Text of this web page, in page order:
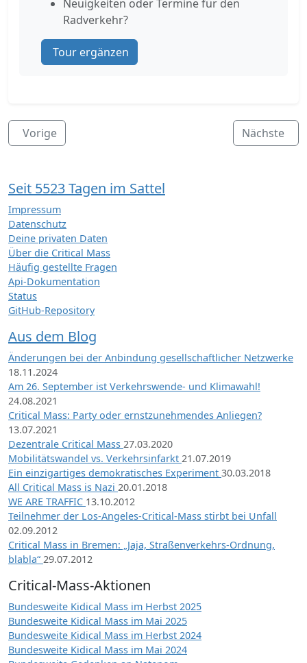
Neuigkeiten oder Termine für den
Radverkehr?
Tour ergänzen
Vorige Nächste
Seit 5523 Tagen im Sattel
Impressum
Datenschutz
Deine privaten Daten
Über die Critical Mass
Häufig gestellte Fragen
Api-Dokumentation
Status
GitHub-Repository
Aus dem Blog
Änderungen bei der Anbindung gesellschaftlicher Netzwerke
18.11.2024
Am 26. September ist Verkehrswende- und Klimawahl!
24.08.2021
Critical Mass: Party oder ernstzunehmendes Anliegen?
13.07.2021
Dezentrale Critical Mass 27.03.2020
Mobilitätswandel vs. Verkehrsinfarkt 21.07.2019
Ein einzigartiges demokratisches Experiment 30.03.2018
All Critical Mass is Nazi 20.01.2018
WE ARE TRAFFIC 13.10.2012
Teilnehmer der Los-Angeles-Critical-Mass stirbt bei Unfall
02.09.2012
Critical Mass in Bremen: „Jaja, Straßenverkehrs-Ordnung,
blabla“ 29.07.2012
Critical-Mass-Aktionen
Bundesweite Kidical Mass im Herbst 2025
Bundesweite Kidical Mass im Mai 2025
Bundesweite Kidical Mass im Herbst 2024
Bundesweite Kidical Mass im Mai 2024